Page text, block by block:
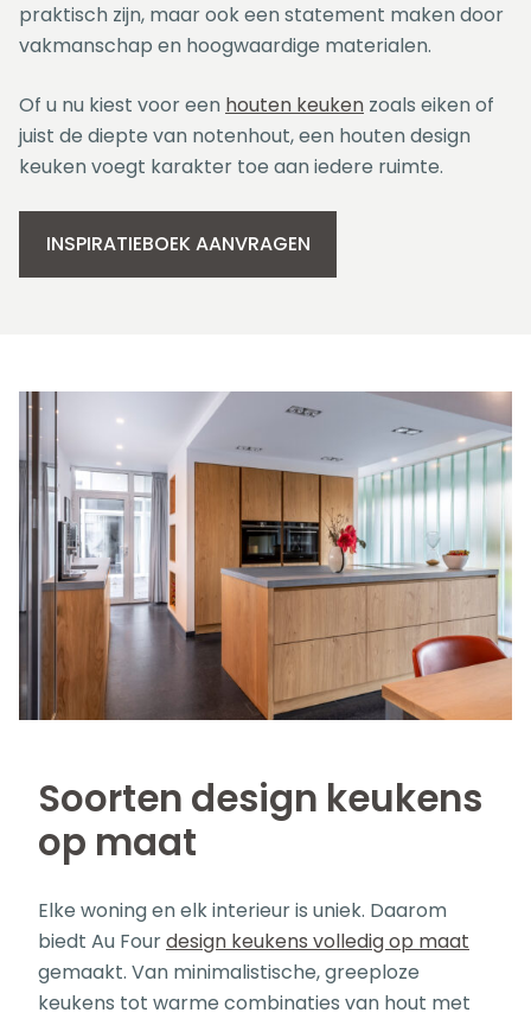
praktisch zijn, maar ook een statement maken door
vakmanschap en hoogwaardige materialen.
Of u nu kiest voor een houten keuken zoals eiken of
juist de diepte van notenhout, een houten design
keuken voegt karakter toe aan iedere ruimte.
INSPIRATIEBOEK AANVRAGEN
Soorten design keukens
op maat
Elke woning en elk interieur is uniek. Daarom
biedt Au Fourdesign keukens volledig op maat
gemaakt. Van minimalistische, greeploze
keukens tot warme combinaties van hout met